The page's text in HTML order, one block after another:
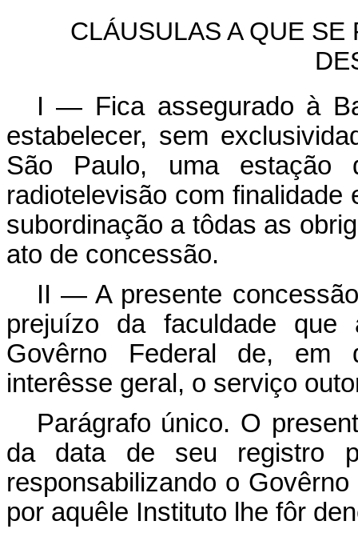
CLÁUSULAS A QUE
I — Fica assegurado à
estabelecer, sem
São Paulo, uma estação
radiotelevisão com
subordinação a tôdas as
ato de concessão.
II — A presente
prejuízo da faculdade que
Govêrno Federal de, em
interêsse geral, o serviço
Parágrafo único. O
da data de seu registro
responsabilizando o
por aquêle Instituto lhe fôr